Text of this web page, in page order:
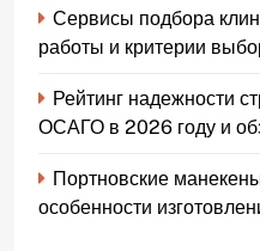
Сервисы подбора
работы и критерии
Рейтинг надежности
ОСАГО в 2026 году и
Портновские
особенности